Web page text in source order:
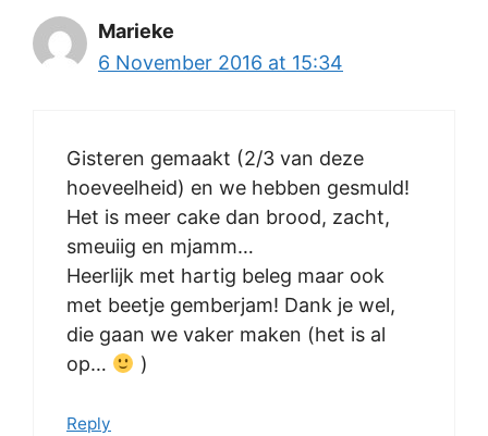
Marieke
6 November 2016 at 15:34
Gisteren gemaakt (2/3 van deze
hoeveelheid) en we hebben gesmuld!
Het is meer cake dan brood, zacht,
smeuiig en mjamm…
Heerlijk met hartig beleg maar ook
met beetje gemberjam! Dank je wel,
die gaan we vaker maken (het is al
op…
)
Reply